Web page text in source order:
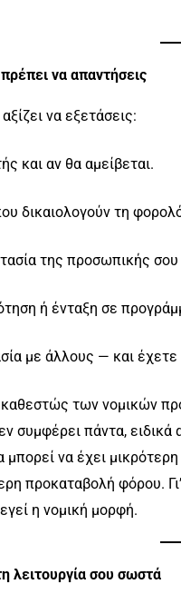
να απαντήσεις
να εξετάσεις:
και αν θα αμείβεται.
δικαιολογούν τη
της προσωπικής σου
ή ένταξη σε
με άλλους — και
των νομικών
συμφέρει πάντα, ειδικά
μπορεί να έχει
προκαταβολή φόρου.
η νομική μορφή.
λειτουργία σου σωστά